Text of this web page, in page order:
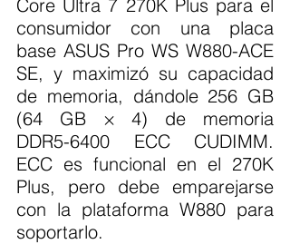
Core Ultra 7 270K Plus para el
consumidor con una placa
base ASUS Pro WS W880-ACE
SE, y maximizó su capacidad
de memoria, dándole 256 GB
(64 GB × 4) de memoria
DDR5-6400 ECC CUDIMM.
ECC es funcional en el 270K
Plus, pero debe emparejarse
con la plataforma W880 para
soportarlo.